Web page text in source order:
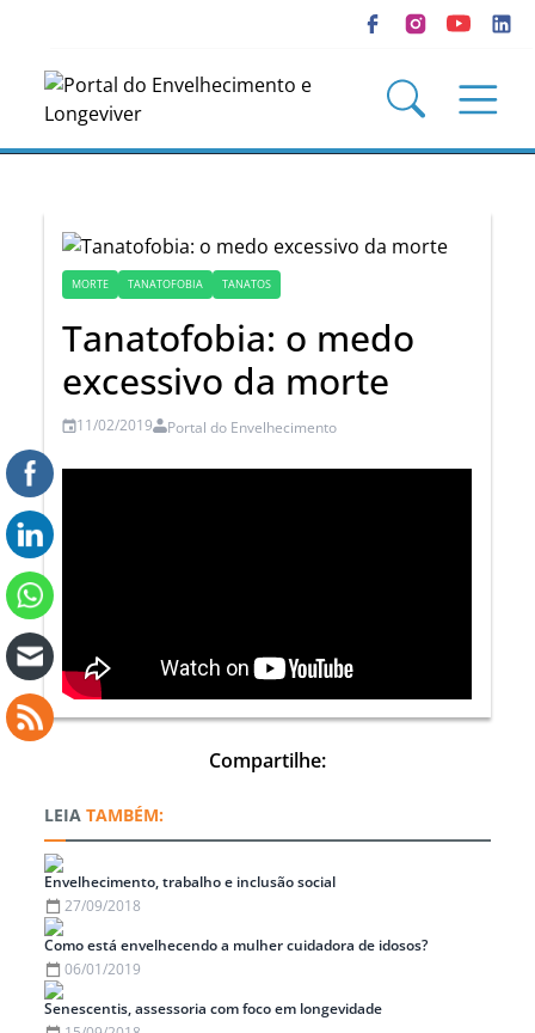
MORTE TANATOFOBIA TANATOS
Tanatofobia: o medo
excessivo da morte
11/02/2019 Portal do Envelhecimento
Compartilhe:
TAMBÉM:
Envelhecimento, trabalho e inclusão social
27/09/2018
Como está envelhecendo a mulher cuidadora de idosos?
06/01/2019
Senescentis, assessoria com foco em longevidade